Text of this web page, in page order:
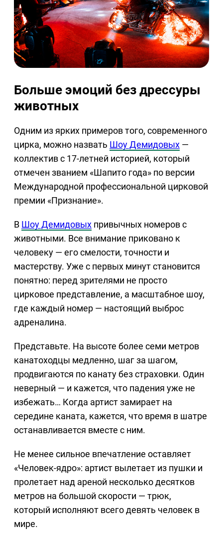
Больше эмоций без дрессуры
животных
Одним из ярких примеров того, современного
цирка, можно назвать Шоу Демидовых —
коллектив с 17-летней историей, который
отмечен званием «Шапито года» по версии
Международной профессиональной цирковой
премии «Признание».
В Шоу Демидовых привычных номеров с
животными. Все внимание приковано к
человеку — его смелости, точности и
мастерству. Уже с первых минут становится
понятно: перед зрителями не просто
цирковое представление, а масштабное шоу,
где каждый номер — настоящий выброс
адреналина.
Представьте. На высоте более семи метров
канатоходцы медленно, шаг за шагом,
продвигаются по канату без страховки. Один
неверный — и кажется, что падения уже не
избежать… Когда артист замирает на
середине каната, кажется, что время в шатре
останавливается вместе с ним.
Не менее сильное впечатление оставляет
«Человек-ядро»: артист вылетает из пушки и
пролетает над ареной несколько десятков
метров на большой скорости — трюк,
который исполняют всего девять человек в
мире.